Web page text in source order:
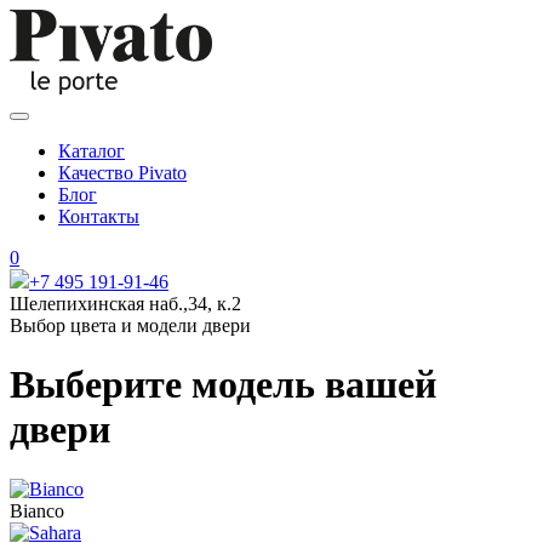
Каталог
Качество Pivato
Блог
Контакты
0
+7 495 191-91-46
Шелепихинская наб.,34, к.2
Выбор цвета и модели двери
Выберите модель вашей
двери
Bianco